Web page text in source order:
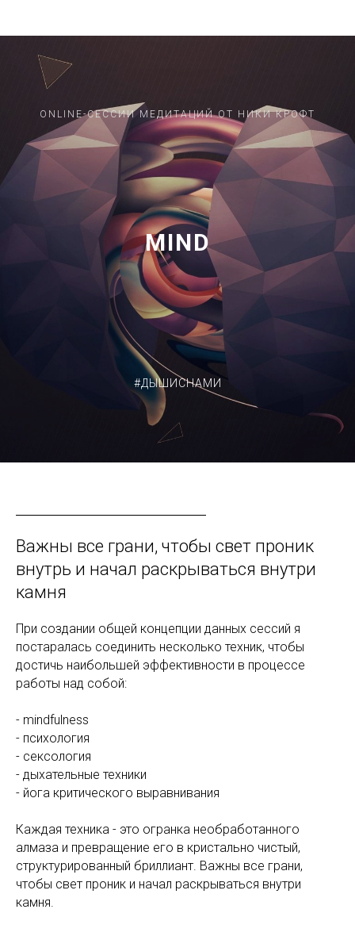
MIND
ONLINE-СЕССИИ МЕДИТАЦИЙ ОТ НИКИ КРОФТ
#ДЫШИСНАМИ
Важны все грани, чтобы свет проник
внутрь и начал раскрываться внутри
камня
При создании общей концепции данных сессий я
постаралась соединить несколько техник, чтобы
достичь наибольшей эффективности в процессе
работы над собой:
- mindfulness
- психология
- сексология
- дыхательные техники
- йога критического выравнивания
Каждая техника - это огранка необработанного
алмаза и превращение его в кристально чистый,
структурированный бриллиант. Важны все грани,
чтобы свет проник и начал раскрываться внутри
камня.